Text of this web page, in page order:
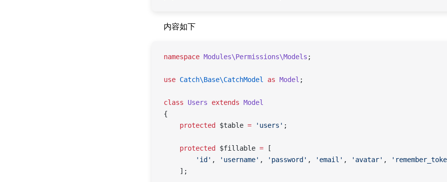
内容如下
namespace Modules\Permissions\Models ;
use Catch\Base\CatchModel as Model ;
class Users extends Model
{
    protected
$table = 'users' ;
    protected
$fillable = [
        'id'
, 'username' , 'password' , 'email' , 'avatar' ,
    ];